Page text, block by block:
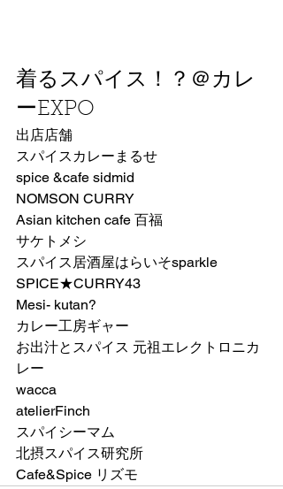
着るスパイス！？＠カレ
ーEXPO
出店店舗
スパイスカレーまるせ
spice &cafe sidmid
NOMSON CURRY
Asian kitchen cafe 百福
サケトメシ
スパイス居酒屋はらいそsparkle
SPICE★CURRY43
Mesi- kutan?
カレー工房ギャー
お出汁とスパイス 元祖エレクトロニカ
レー
wacca
atelierFinch
スパイシーマム
北摂スパイス研究所
Cafe&Spice リズモ